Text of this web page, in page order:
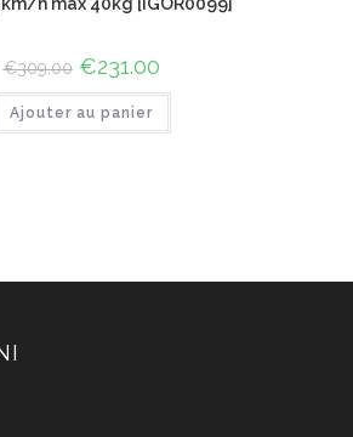
€309.00 Le
prix
initial
était :
€309.00.
€231.00Le
actuel
€231.00.
Ajouter au panier